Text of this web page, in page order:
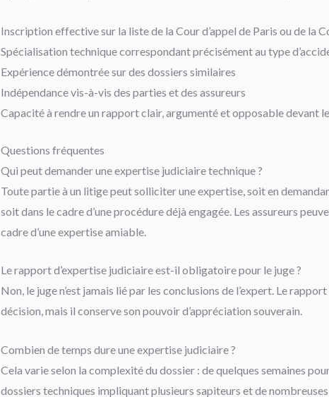
Inscription effective sur la liste de la Cour d’appel de Paris ou de la
Spécialisation technique correspondant précisément au type
Expérience démontrée sur des dossiers similaires
Indépendance vis-à-vis des parties et des assureurs
Capacité à rendre un rapport clair, argumenté et opposable devant
Questions fréquentes
Qui peut demander une expertise judiciaire technique ?
Toute partie à un litige peut solliciter une expertise, soit en
soit dans le cadre d’une procédure déjà engagée. Les assureurs
cadre d’une expertise amiable.
Le rapport d’expertise judiciaire est-il obligatoire pour le juge ?
Non, le juge n’est jamais lié par les conclusions de l’expert. Le
décision, mais il conserve son pouvoir d’appréciation souverain.
Combien de temps dure une expertise judiciaire ?
Cela varie selon la complexité du dossier : de quelques semaines
dossiers techniques impliquant plusieurs sapiteurs et de nombreuses